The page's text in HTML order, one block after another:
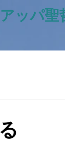
ッパ